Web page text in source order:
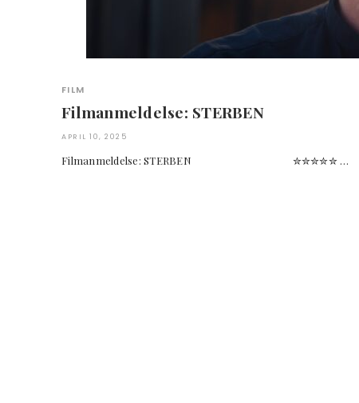
FILM
Filmanmeldelse: STERBEN
APRIL 10, 2025
Filmanmeldelse: STERBEN ✮✮✮✮✮ …